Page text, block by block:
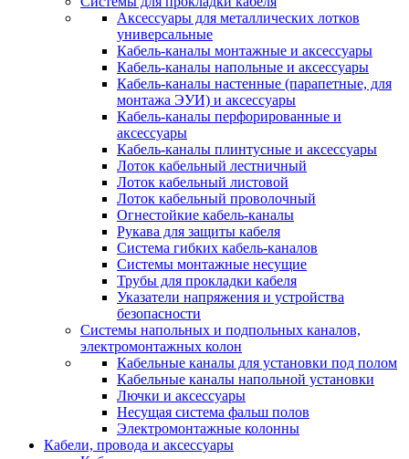
Аксессуары для металлических лотков
универсальные
Кабель-каналы монтажные и аксессуары
Кабель-каналы напольные и аксессуары
Кабель-каналы настенные (парапетные, для
монтажа ЭУИ) и аксессуары
Кабель-каналы перфорированные и
аксессуары
Кабель-каналы плинтусные и аксессуары
Лоток кабельный лестничный
Лоток кабельный листовой
Лоток кабельный проволочный
Огнестойкие кабель-каналы
Рукава для защиты кабеля
Система гибких кабель-каналов
Системы монтажные несущие
Трубы для прокладки кабеля
Указатели напряжения и устройства
безопасности
Системы напольных и подпольных каналов,
электромонтажных колон
Кабельные каналы для установки под полом
Кабельные каналы напольной установки
Лючки и аксессуары
Несущая система фальш полов
Электромонтажные колонны
Кабели, провода и аксессуары